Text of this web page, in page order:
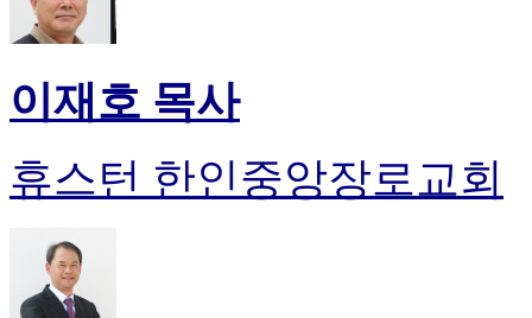
이재호 목사
휴스턴 한인중앙장로교회